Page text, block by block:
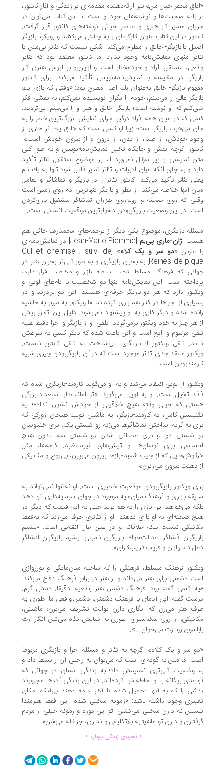
محقر خیال من» نیز ارائه‌دهنده مقدمه‌ای بر زندگی و آثار كانتور،
پایه صحبت‌ها و نوشته‌های خود او است. با این كتاب می‌توان در
مسیر كار هنری و عناصر حیاتی نوشته‌های كانتور قرار گرفت.
در این كتاب عنوان كارگردان را به چالش می‌كشد و رویكرد بازیگر
یا بازیگر- خالق را مطرح می‌كند. شكی نیست كه تئاتر بی‌متن یا
منهای نمایش‌نامه وجود ندارد اما كانتور معتقد بود كه تئاتر
مستقل، آزاد و خودمختار است و ازاین‌رو بر ارزش هنری كار
در مقایسه با نمایش‌نامه‌نویس تأكید می‌کند. برای كانتور
بازیگر- خالق به‌عنوان یك اصل مطرح بود: «وقتی كه بازی یك
عالی را می‌بینم، خودم را نگران نویسنده نمی‌كنم، به نقشی فكر
كه او نوشته است؛ بازیگر- خالق و هنر او را می‌بینم. بی‌تردید،
كه در میان همه افراد درگیرِ اجرای نمایش، بزرگ‌ترین خطر را به
می‌خرد، بازیگر است؛ زیرا او كسی است كه خالق یك اثر هنری از
خودش، از صدا، از بدن، از درون و از بیرون خودش است».
اگرچه نقش و جایگاه تخیل نمایش‌نامه‌نویس و به‌ طور كلی
نمایشی را زیر سؤال نمی‌برد اما بر موضوع استقلال تئاتر تأكید
و به ‌جای آنكه میان ادبیات و تئاتر تمایز قائل شود تنها به یك نام
تئاتر تأكید می‌کند. کانتور تئاتر را در بازیگر و تماشاگر و تعامل
آنها خلاصه می‌‌کند. از نظر او بازیگر تنهاترین آدم روی زمین است
که روی صحنه و روبه‌روی هزاران تماشاگر مشغول بازی‌کردن
در این وضعیت بازیگربودن دشوارترین موقعیت انسانی است.
بازیگری، موضوع یکی ‌دیگر از ترجمه‌های محمدرضا خاکی هم
ژان-ماری پی‌یم
[Jean-Marie Piemme] در نمایش‌نامه‌ای
عنوان «دو سر و یک کلاه
» [Cul et chemise ; suivi de
Reines de pique] به بحران بازیگری و به‌ طور کلی‌تر بحران هنر در
که فرهنگ مسلط تحت سلطه بازار و مخاطب قرار دارد،
است. این نمایش‌نامه تنها‌ دو شخصیت با نام‌های لویی و
دارد که هر دو بازیگر حرفه‌ای هستند. این دو برادرند و در
از اجراها در کنار هم بازی کرده‌اند اما ویکتور به مرور به حاشیه
شده و دیگر کاری به او پیشنهاد نمی‌شود. دلیل این اتفاق بیش
هر چیز به خود ویکتور برمی‌گردد. تلقی او از بازیگر و اجرا دقیقا علیه
مرسوم و رایج است و این باعث شده که دیگر کسی به سراغش
تلقی ویکتور از بازیگری، بی‌شباهت به تلقی کانتور نیست.
منتقد جدی تئاتر موجود است که در آن بازیگر‌بودن چیزی شبیه
است.
از لویی انتقاد می‌کند و به او می‌گوید کارمند-بازیگری شده که
تخیل است. او به لویی می‌گوید: «تو امانت‌دار استعداد بزرگی
که خیلی وقته هیچ خلاقیتی از خودش نشون نداده؛ یه
کامل، یه کارمند-بازیگر، یه ماشین تولید هیجان زورکی که
به گریه انداختن تماشاگرها می‌زنه رو شستی یک، برای خندوندن
شستی دو، و برای عصبانی شدن رو شستی سه! بدون هیچ
برای نوسان‌ها و تپش‌های غیرمنتظره. کلمه‌ها، مثل
که از جیب شعبده‌بازها بیرون می‌پرن، بی‌روح و مکانیکی
دهنت بیرون می‌ریزن».
ویکتور بازیگر‌بودن موقعیت خطیری است. او نه‌تنها نمی‌تواند به
بازاری و فرهنگ میان‌مایه موجود در جهان سرمایه‌داری تن دهد
می‌خواهد این بازی را به هم بزند حتی به این قیمت که دیگر در
صحنه‌ای به او بازی ندهند. او از تئاتری حرف می‌زند که نه‌فقط
نیست بلکه خلاقانه و در عین حال انقلابی است: «بشیم
افشاگر، عدالت‌خواه، بازیگران نامرئی، بشیم بازیگران افشاگرِ
دغل‌بازان و فریب فریب‌کاران».
فرهنگ مسلط، فرهنگی را که ساخته میان‌مایگی و بورژوازی
دشمنی برای هنر می‌داند و از هنر در برابر فرهنگ دفاع می‌کند:
کسی گفته بود: فرهنگ دشمن هنر واقعیه! دقیقا. دمش گرم.
گفته! این آدمای با فرهنگ دشمنن، دشمن واقعی ما. طوری به
هنر می‌رن که انگاری دارن توالت تشریف می‌برن؛ ماشینی،
از روی شکم‌سیری. طوری به نمایش نگاه می‌کنن انگار ارث
رو ازت می‌خوان...».
سر و یک کلاه» اگرچه به تئاتر و مسئله اجرا و بازیگری مربوط
اما متن به گونه‌‌ای است که می‌توان به راحتی آن را بسط داد و
وضعیت کلی‌تری تعمیمش داد؛ به زندگی انسان در جهانی که
بیگانه با او احاطه‌اش کرده‌اند. در این زندگی آدم‌ها مجبورند
را که به آنها تحمیل شده تا آخر ادامه دهند بی‌آنکه امکان
وجود داشته باشد: «زمونه سختی شده. این فقط هنرمندا
که دارن سختی می‌کشن. تو این دوره و زمونه خیلی از مردم
و دارن تو ماهیتابه بلاتکلیفی و نداری، جزغاله می‌شن».
................تجربه‌ی زندگی دوباره ...............